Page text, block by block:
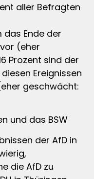
aller Befragten
Ende der
(eher
Prozent sind der
Ereignissen
geschwächt:
und das BSW
der AfD in
die AfD zu